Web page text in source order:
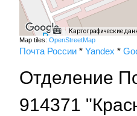
Картографические
Map tiles: OpenStreetMap
Почта России * Yandex *
Отделение
914371